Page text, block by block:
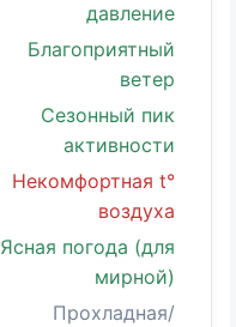
давление
Благоприятный
ветер
Сезонный пик
активности
Некомфортная t°
воздуха
Ясная погода (для
мирной)
Прохладная/